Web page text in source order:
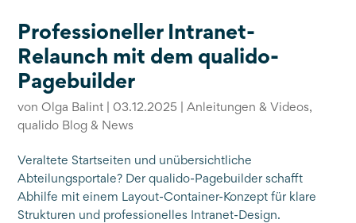
Professioneller Intranet-
Relaunch mit dem qualido-
Pagebuilder
vonOlga Balint |03.12.2025 |Anleitungen & Videos,
qualido Blog & News
Veraltete Startseiten und unübersichtliche
Abteilungsportale? Der qualido-Pagebuilder schafft
Abhilfe mit einem Layout-Container-Konzept für klare
Strukturen und professionelles Intranet-Design.